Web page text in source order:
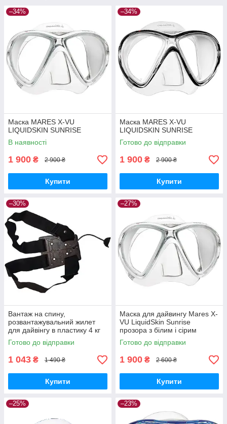
–34%
Маска MARES X-VU
LIQUIDSKIN SUNRISE
В наявності
1 900 ₴ 2 900 ₴
Купити
–34%
Маска MARES X-VU
LIQUIDSKIN SUNRISE
Готово до відправки
1 900 ₴ 2 900 ₴
Купити
–30%
Вантаж на спину,
розвантажувальний жилет
для дайвінгу в пластику 4 кг
М0100
Готово до відправки
1 043 ₴ 1 490 ₴
Купити
–27%
Маска для дайвингу Mares X-
VU LiquidSkin Sunrise
прозора з білим і сірим
411041.BXSWHWH
Готово до відправки
1 900 ₴ 2 600 ₴
Купити
–25% –23%